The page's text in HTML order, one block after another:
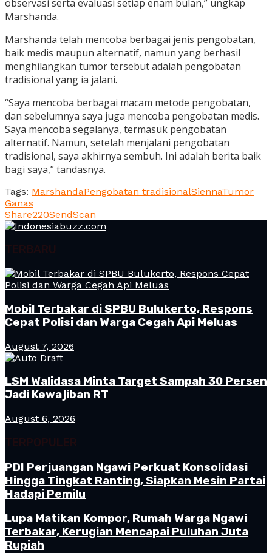
observasi serta evaluasi setiap enam bulan,” ungkap
Marshanda.
Marshanda telah mencoba berbagai jenis pengobatan,
baik medis maupun alternatif, namun yang berhasil
menghilangkan tumor tersebut adalah pengobatan
tradisional yang ia jalani.
“Saya mencoba berbagai macam metode pengobatan,
dan sebelumnya saya juga mencoba pengobatan medis.
Saya mencoba segalanya, termasuk pengobatan
alternatif. Namun, setelah menjalani pengobatan
tradisional, saya akhirnya sembuh. Ini adalah berita baik
bagi saya,” tandasnya.
Tags: MarshandaPengobatan tradisionalSiennaTumor
Ganas
Share220SendScan
TERBARU
Mobil Terbakar di SPBU Bulukerto, Respons
Cepat Polisi dan Warga Cegah Api Meluas
August 7, 2026
LSM Walidasa Minta Target Sampah 30 Persen
Jadi Kewajiban RT
August 6, 2026
TERPOPULER
PDI Perjuangan Ngawi Perkuat Konsolidasi
Hingga Tingkat Ranting, Siapkan Mesin Partai
Hadapi Pemilu
Lupa Matikan Kompor, Rumah Warga Ngawi
Terbakar, Kerugian Mencapai Puluhan Juta
Rupiah